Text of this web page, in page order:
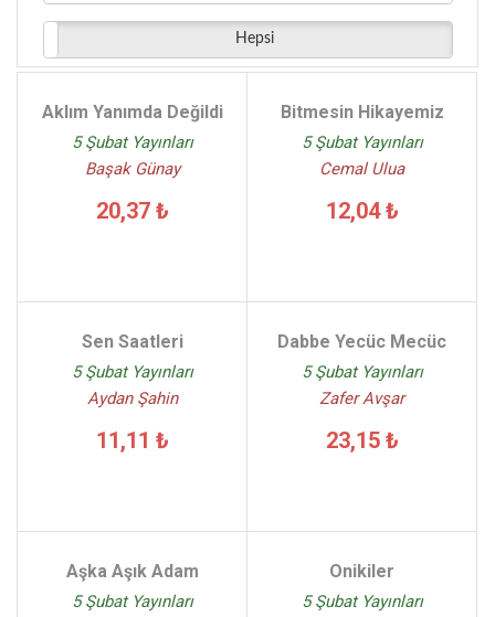
Metin Kuru - (1)
F.M. Oğuskan - (1)
Cansu Tıraşoğlu - (1)
Burak Özdemir - (1)
Hepsi
Aklım Yanımda Değildi
5 Şubat Yayınları
Başak Günay
20,37 ₺
Bitmesin Hikayemiz
5 Şubat Yayınları
Cemal Ulua
12,04 ₺
Sen Saatleri
5 Şubat Yayınları
Aydan Şahin
11,11 ₺
Dabbe Yecüc Mecüc
5 Şubat Yayınları
Zafer Avşar
23,15 ₺
Aşka Aşık Adam
5 Şubat Yayınları
Onikiler
5 Şubat Yayınları